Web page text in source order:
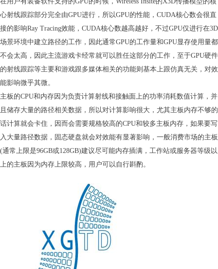
心射线跟踪部分完全由GPU进行，所以GPU的性能，CUDA核心数会很直
接的影响Ray Tracing效能，CUDA核心数越高越好，不过GPU仅进行在3D
场景环境中建立路径的工作，因此通常GPU的工作量和GPU显存使用量都
不会太高，因此主流游戏卡经常就可以胜任这部分的工作，至于GPU硬件
的射线跟踪等主要和游戏跟多媒体相关的功能则基本上跟仿真无关，对效
能影响微乎其微。
主板的CPU和内存因为负责计算射线和接触面上的功率消耗数值计算，并
且储存大量的路径相关数据，所以对计算影响很大，尤其主板内存不够的
话计算就会卡住，因而会需要规格较高的CPU和较多主板内存，如果要写
入大量路径数据，固态硬盘就会对效能有显著影响，一般消费市场的主板
(通常上限是96GB或128GB)建议尽可能内存插满，工作站或服务器等级以
上的主板因为内存上限较高，用户可以自行斟酌。